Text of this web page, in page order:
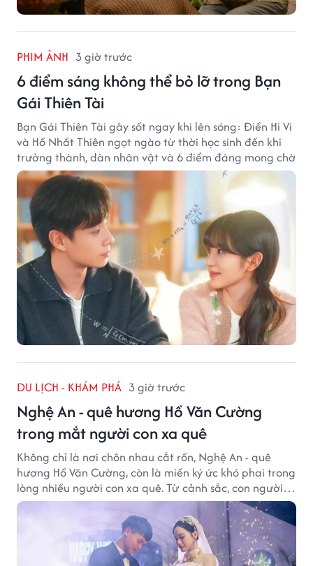
PHIM ẢNH 3 giờ trước
6 điểm sáng không thể bỏ lỡ trong Bạn
Gái Thiên Tài
Bạn Gái Thiên Tài gây sốt ngay khi lên sóng: Điền Hi Vi
và Hồ Nhất Thiên ngọt ngào từ thời học sinh đến khi
trưởng thành, dàn nhân vật và 6 điểm đáng mong chờ
DU LỊCH - KHÁM PHÁ 3 giờ trước
Nghệ An - quê hương Hồ Văn Cường
trong mắt người con xa quê
Không chỉ là nơi chôn nhau cắt rốn, Nghệ An - quê
hương Hồ Văn Cường, còn là miền ký ức khó phai trong
lòng nhiều người con xa quê. Từ cảnh sắc, con người
đến hương vị quê nhà, tất cả đều trở thành những
điều khiến họ luôn mong ngày trở về.